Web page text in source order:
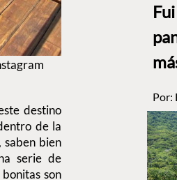
destino
de la
bien
serie de
son
Por: